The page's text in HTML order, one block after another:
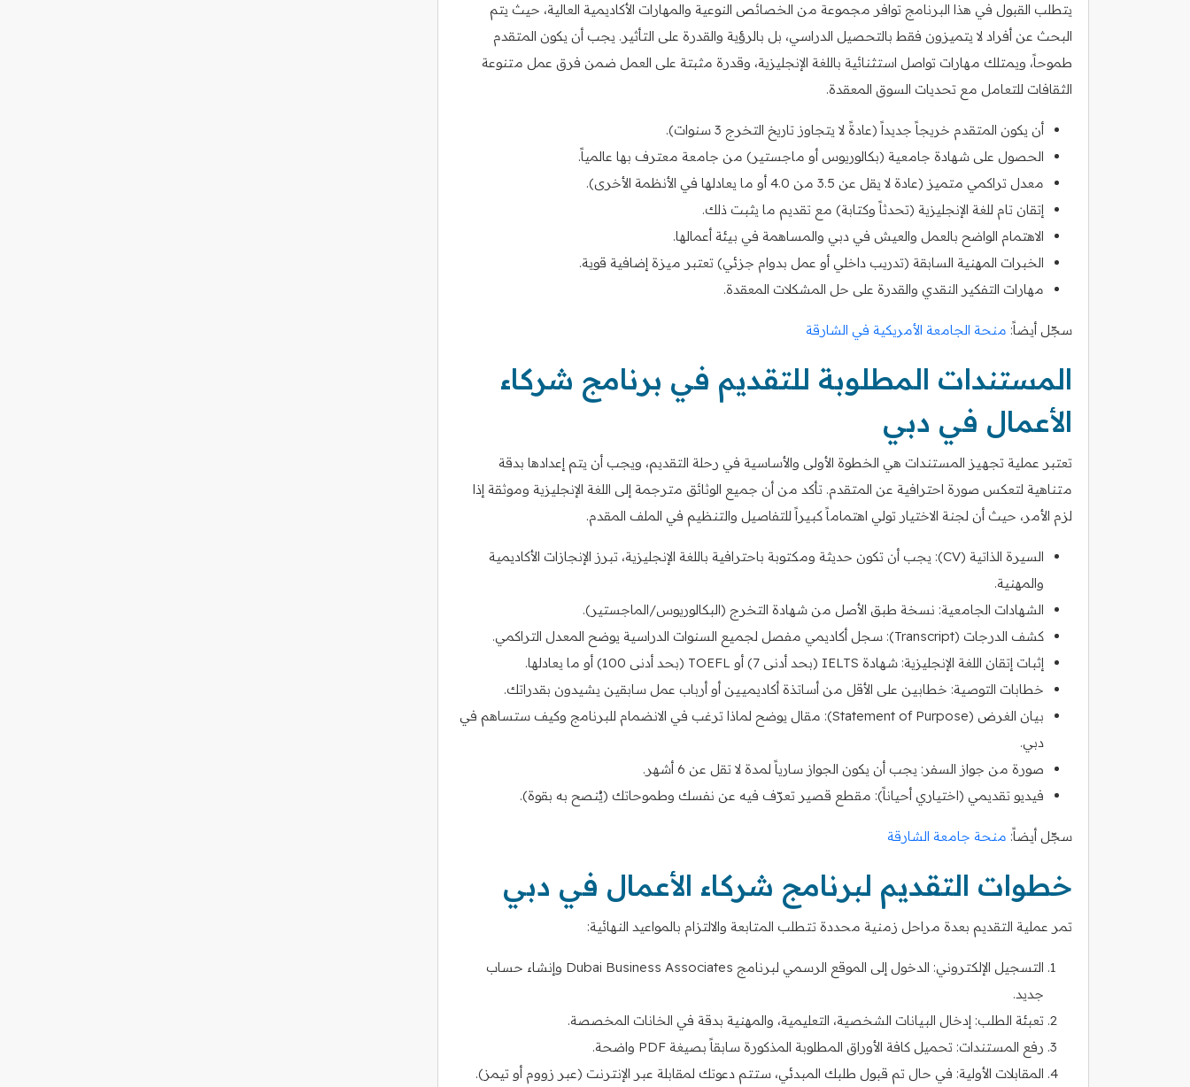
يتطلب القبول في هذا البرنامج توافر مجموعة من الخصائص النوعية والمهارات الأكاديمية العالية، حيث يتم
البحث عن أفراد لا يتميزون فقط بالتحصيل الدراسي، بل بالرؤية والقدرة على التأثير. يجب أن يكون المتقدم
طموحاً، ويمتلك مهارات تواصل استثنائية باللغة الإنجليزية، وقدرة مثبتة على العمل ضمن فرق عمل متنوعة
الثقافات للتعامل مع تحديات السوق المعقدة.
أن يكون المتقدم خريجاً جديداً (عادةً لا يتجاوز تاريخ التخرج 3 سنوات).
الحصول على شهادة جامعية (بكالوريوس أو ماجستير) من جامعة معترف بها عالمياً.
معدل تراكمي متميز (عادة لا يقل عن 3.5 من 4.0 أو ما يعادلها في الأنظمة الأخرى).
إتقان تام للغة الإنجليزية (تحدثاً وكتابة) مع تقديم ما يثبت ذلك.
الاهتمام الواضح بالعمل والعيش في دبي والمساهمة في بيئة أعمالها.
الخبرات المهنية السابقة (تدريب داخلي أو عمل بدوام جزئي) تعتبر ميزة إضافية قوية.
مهارات التفكير النقدي والقدرة على حل المشكلات المعقدة.
سجّل أيضاً: منحة الجامعة الأمريكية في الشارقة
المستندات المطلوبة للتقديم في برنامج شركاء
الأعمال في دبي
تعتبر عملية تجهيز المستندات هي الخطوة الأولى والأساسية في رحلة التقديم، ويجب أن يتم إعدادها بدقة
متناهية لتعكس صورة احترافية عن المتقدم. تأكد من أن جميع الوثائق مترجمة إلى اللغة الإنجليزية وموثقة إذا
لزم الأمر، حيث أن لجنة الاختيار تولي اهتماماً كبيراً للتفاصيل والتنظيم في الملف المقدم.
السيرة الذاتية (CV): يجب أن تكون حديثة ومكتوبة باحترافية باللغة الإنجليزية، تبرز الإنجازات الأكاديمية
والمهنية.
الشهادات الجامعية: نسخة طبق الأصل من شهادة التخرج (البكالوريوس/الماجستير).
كشف الدرجات (Transcript): سجل أكاديمي مفصل لجميع السنوات الدراسية يوضح المعدل التراكمي.
إثبات إتقان اللغة الإنجليزية: شهادة IELTS (بحد أدنى 7) أو TOEFL (بحد أدنى 100) أو ما يعادلها.
خطابات التوصية: خطابين على الأقل من أساتذة أكاديميين أو أرباب عمل سابقين يشيدون بقدراتك.
بيان الغرض (Statement of Purpose): مقال يوضح لماذا ترغب في الانضمام للبرنامج وكيف ستساهم في
دبي.
صورة من جواز السفر: يجب أن يكون الجواز سارياً لمدة لا تقل عن 6 أشهر.
فيديو تقديمي (اختياري أحياناً): مقطع قصير تعرّف فيه عن نفسك وطموحاتك (يُنصح به بقوة).
سجّل أيضاً: منحة جامعة الشارقة
خطوات التقديم لبرنامج شركاء الأعمال في دبي
تمر عملية التقديم بعدة مراحل زمنية محددة تتطلب المتابعة والالتزام بالمواعيد النهائية:
التسجيل الإلكتروني: الدخول إلى الموقع الرسمي لبرنامج Dubai Business Associates وإنشاء حساب
جديد.
تعبئة الطلب: إدخال البيانات الشخصية، التعليمية، والمهنية بدقة في الخانات المخصصة.
رفع المستندات: تحميل كافة الأوراق المطلوبة المذكورة سابقاً بصيغة PDF واضحة.
المقابلات الأولية: في حال تم قبول طلبك المبدئي، ستتم دعوتك لمقابلة عبر الإنترنت (عبر زووم أو تيمز).